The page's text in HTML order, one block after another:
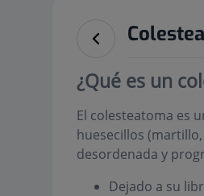
¿Qué es un
El colesteatoma es
huesecillos
desordenada y
Dejado a su